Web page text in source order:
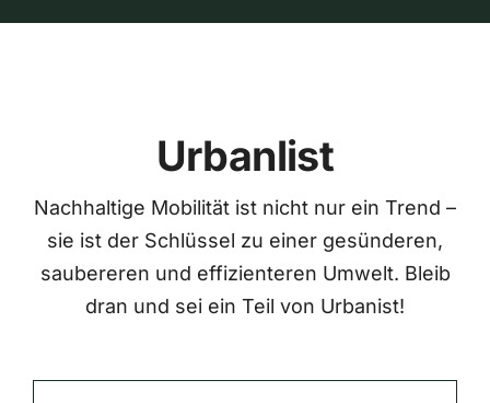
Urbanlist
Nachhaltige Mobilität ist nicht nur ein Trend –
sie ist der Schlüssel zu einer gesünderen,
saubereren und effizienteren Umwelt. Bleib
dran und sei ein Teil von Urbanist!